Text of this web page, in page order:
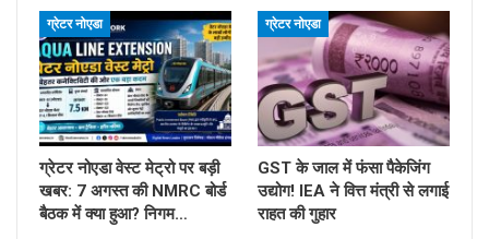
ग्रेटर नोएडा
ग्रेटर नोएडा वेस्ट मेट्रो पर बड़ी
खबर: 7 अगस्त की NMRC बोर्ड
बैठक में क्या हुआ? निगम…
ग्रेटर नोएडा
GST के जाल में फंसा पैकेजिंग
उद्योग! IEA ने वित्त मंत्री से लगाई
राहत की गुहार